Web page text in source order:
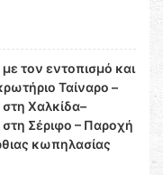
τον εντοπισμό και
Ταίναρο –
Χαλκίδα–
Σέριφο – Παροχή
κωπηλασίας